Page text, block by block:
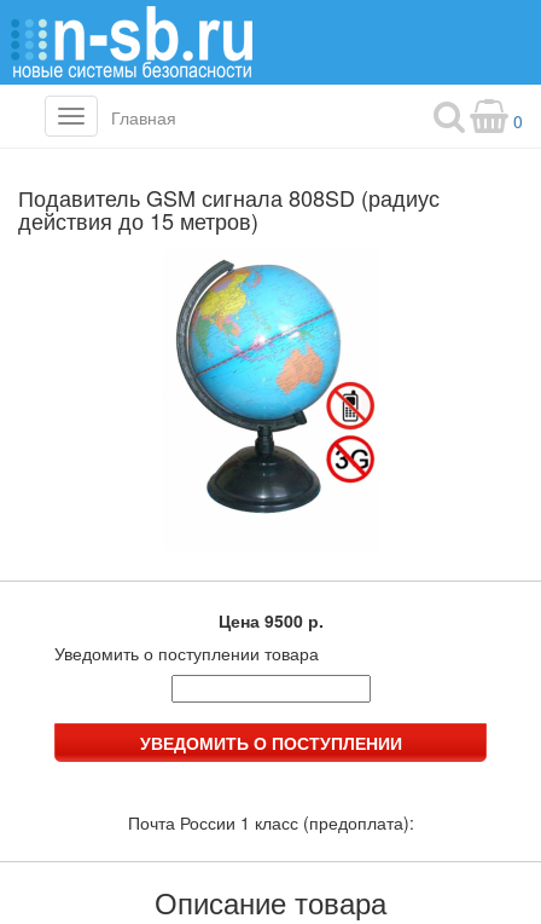
Toggle
navigation
Главная 0
Подавитель GSM сигнала 808SD (радиус
действия до 15 метров)
Цена 9500 р.
Уведомить о поступлении товара
Почта России 1 класс (предоплата):
Описание товара